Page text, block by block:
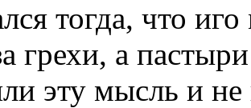
тогда, что
грехи, а
эту мысль и не